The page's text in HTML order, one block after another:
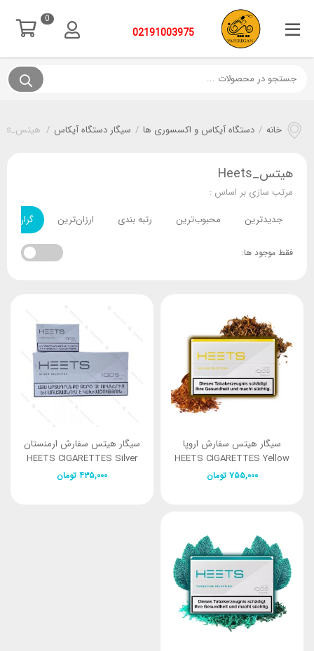
02191003975
0
خانه / دستگاه آیکاس و اکسسوری ها / سیگار دستگاه آیکاس / هیتس_Heets
هیتس_Heets
مرتب سازی بر اساس :
جدیدترین
محبوب‌ترین رتبه بندی ارزان‌ترین
فقط موجود ها:
سیگار هیتس سفارش اروپا
HEETS CIGARETTES Yellow
Selection
تومان۷۵۵,۰۰۰
سیگار هیتس سفارش ارمنستان
HEETS CIGARETTES Silver
Selection
تومان ۴۳۵,۰۰۰